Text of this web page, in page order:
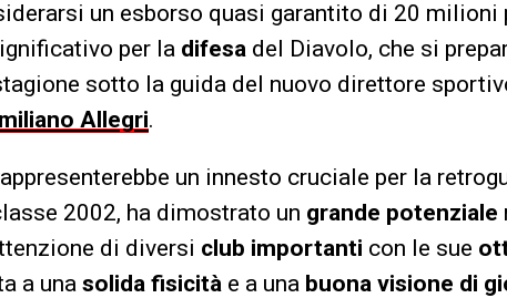
un esborso quasi garantito di 20 milioni
per la difesa del Diavolo, che si
sotto la guida del nuovo direttore
Allegri.
un innesto cruciale per la
2002, ha dimostrato un grande potenziale
di diversi club importanti con le sue
a una solida fisicità e a una buona visione di